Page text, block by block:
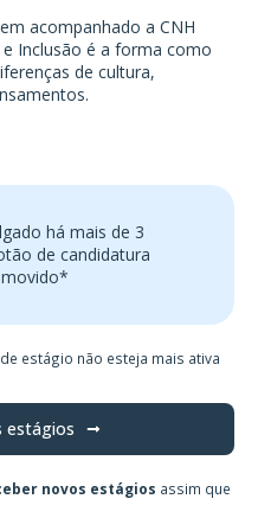
acompanhado a CNH
Inclusão é a forma como
de cultura,
há mais de 3
de candidatura
estágio não esteja mais ativa
estágios
novos estágios assim que